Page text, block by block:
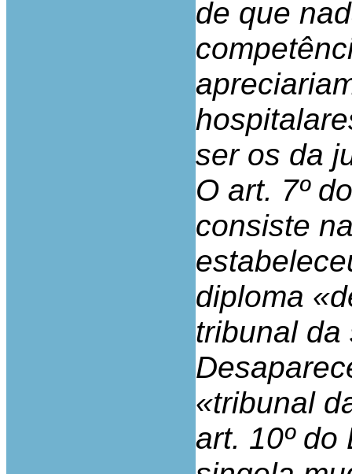
de que
ser os da
O art. 7º
consiste
diploma
tribunal da
«tribunal
art. 10º do